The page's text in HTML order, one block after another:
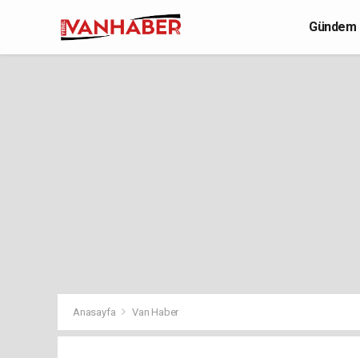
Gündem
Anasayfa Van Haber